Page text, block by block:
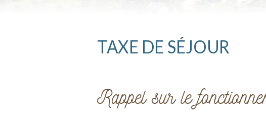
TAXE DE SÉJOUR
Rappel sur le